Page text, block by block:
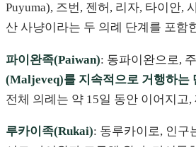
Puyuma), 즈번, 젠허, 리자, 타이안,
산 사냥이라는 두 의례 단계를 포함
파이완족(Paiwan): 동파이완으로,
(Maljeveq)를 지속적으로 거행하는
전체 의례는 약 15일 동안 이어지고
루카이족(Rukai): 동루카이로, 인구